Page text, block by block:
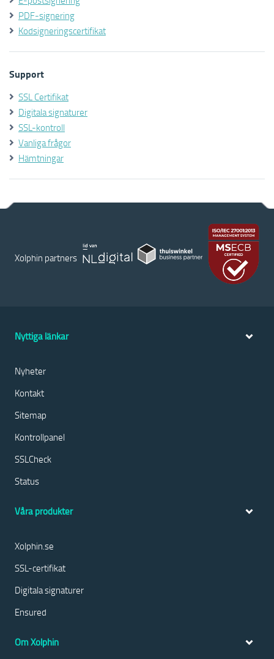
PDF-signering
Kodsigneringscertifikat
Support
SSL Certifikat
Digitala signaturer
SSL-kontroll
Vanliga frågor
Hämtningar
Xolphin partners
Nyttiga länkar
Nyheter
Kontakt
Sitemap
Kontrollpanel
SSLCheck
Status
Våra produkter
Xolphin.se
SSL-certifikat
Digitala signaturer
Ensured
Om Xolphin